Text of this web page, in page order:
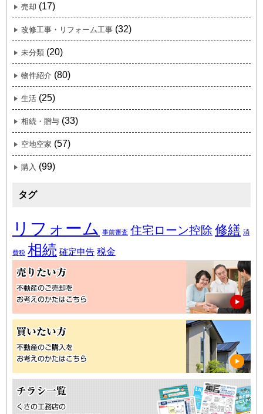
売却 (17)
改修工事・リフォーム工事 (32)
未分類 (20)
物件紹介 (80)
生活 (25)
相続・贈与 (33)
空地空家 (57)
購入 (99)
タグ
リフォーム 事前審査 住宅ローン控除 修繕 消
費税 相続 確定申告 税金